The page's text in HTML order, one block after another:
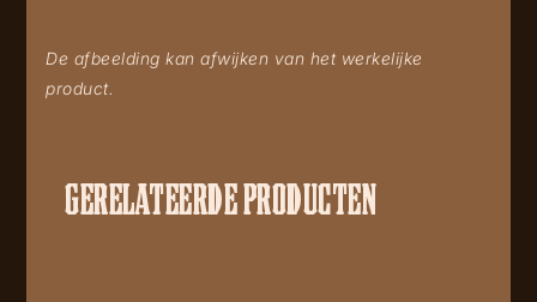
De afbeelding kan afwijken van het werkelijke
product.
GERELATEERDE PRODUCTEN